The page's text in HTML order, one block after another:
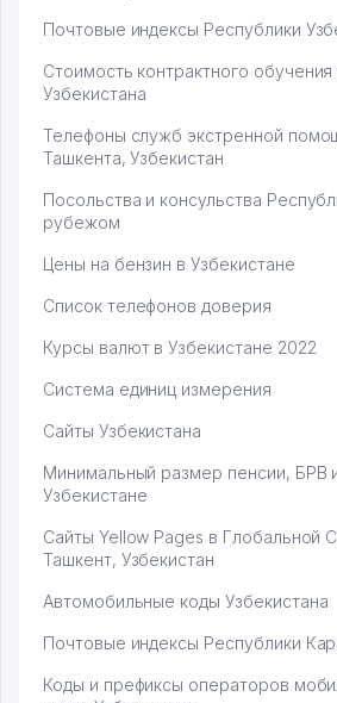
Почтовые индексы Республики
Стоимость контрактного обучения
Узбекистана
Телефоны служб экстренной
Ташкента, Узбекистан
Посольства и консульства
рубежом
Цены на бензин в Узбекистане
Список телефонов доверия
Курсы валют в Узбекистане 2022
Система единиц измерения
Сайты Узбекистана
Минимальный размер пенсии, БРВ
Узбекистане
Сайты Yellow Pages в Глобальной
Ташкент, Узбекистан
Автомобильные коды Узбекистана
Почтовые индексы Республики
Коды и префиксы операторов